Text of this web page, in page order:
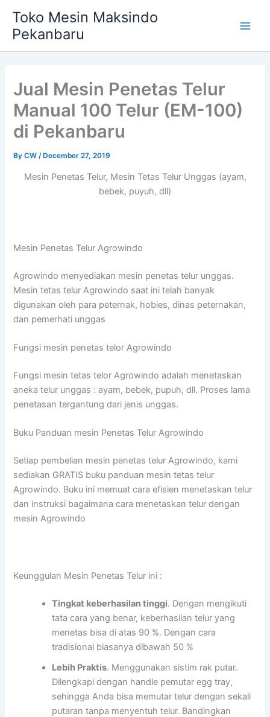
content
Toko Mesin Maksindo
Pekanbaru
Jual Mesin Penetas Telur
Manual 100 Telur (EM-100)
di Pekanbaru
ByCW/ December 27, 2019
Mesin Penetas Telur, Mesin Tetas Telur Unggas (ayam,
bebek, puyuh, dll)
Mesin Penetas Telur Agrowindo
Agrowindo menyediakan mesin penetas telur unggas.
Mesin tetas telur Agrowindo saat ini telah banyak
digunakan oleh para peternak, hobies, dinas peternakan,
dan pemerhati unggas
Fungsi mesin penetas telor Agrowindo
Fungsi mesin tetas telor Agrowindo adalah menetaskan
aneka telur unggas : ayam, bebek, pupuh, dll. Proses lama
penetasan tergantung dari jenis unggas.
Buku Panduan mesin Penetas Telur Agrowindo
Setiap pembelian mesin penetas telur Agrowindo, kami
sediakan GRATIS buku panduan mesin tetas telur
Agrowindo. Buku ini memuat cara efisien menetaskan telur
dan instruksi bagaimana cara menetaskan telur dengan
mesin Agrowindo
Keunggulan Mesin Penetas Telur ini :
Tingkat keberhasilan tinggi. Dengan mengikuti
tata cara yang benar, keberhasilan telur yang
menetas bisa di atas 90 %. Dengan cara
tradisional biasanya dibawah 50 %
Lebih Praktis. Menggunakan sistim rak putar.
Dilengkapi dengan handle pemutar egg tray,
sehingga Anda bisa memutar telur dengan sekali
putaran tanpa menyentuh telur. Bandingkan